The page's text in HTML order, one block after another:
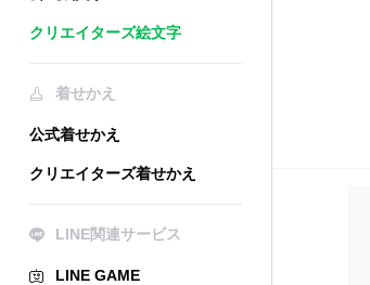
クリエイターズ絵文字
着せかえ
公式着せかえ
クリエイターズ着せかえ
LINE関連サービス
LINE GAME